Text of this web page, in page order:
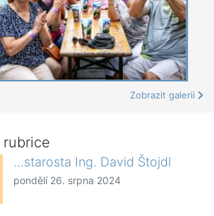
Zobrazit galerii
rubrice
...starosta Ing. David Štojdl
pondělí 26. srpna 2024